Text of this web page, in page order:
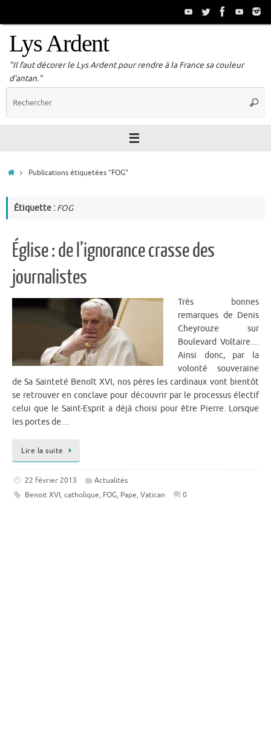
Lys Ardent
"Il faut décorer le Lys Ardent pour rendre à la France sa couleur
d'antan."
AccueilPublications étiquetées "FOG"
Étiquette : FOG
Église : de l’ignorance crasse des
journalistes
Très bonnes
remarques de Denis
Cheyrouze sur
Boulevard Voltaire…
Ainsi donc, par la
volonté souveraine
de Sa Sainteté Benoît XVI, nos pères les cardinaux vont bientôt
se retrouver en conclave pour découvrir par le processus électif
celui que le Saint-Esprit a déjà choisi pour être Pierre. Lorsque
les portes de…
Lire la suite
22 février 2013
Actualités
Benoit XVI, catholique, FOG, Pape, Vatican 0